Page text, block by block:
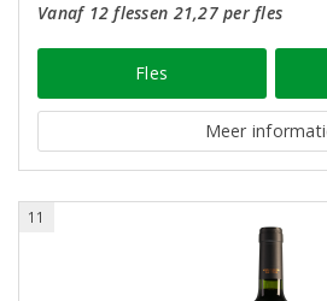
Vanaf 12 flessen 21,27 per fles
Fles
Meer
11